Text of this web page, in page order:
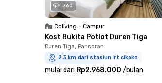
360
Coliving • Campur
Kost Rukita Potlot Duren Tiga
Duren Tiga, Pancoran
2.3 km dari stasiun lrt cikoko
mulai dari Rp2.968.000 /bulan